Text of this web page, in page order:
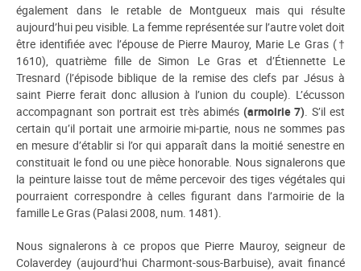
également dans le retable de Montgueux mais qui résulte
aujourd’hui peu visible. La femme représentée sur l’autre volet doit
être identifiée avec l’épouse de Pierre Mauroy, Marie Le Gras (†
1610), quatrième fille de Simon Le Gras et d’Étiennette Le
Tresnard (l’épisode biblique de la remise des clefs par Jésus à
saint Pierre ferait donc allusion à l’union du couple). L’écusson
accompagnant son portrait est très abimés (armoirie 7). S’il est
certain qu’il portait une armoirie mi-partie, nous ne sommes pas
en mesure d’établir si l’or qui apparaît dans la moitié senestre en
constituait le fond ou une pièce honorable. Nous signalerons que
la peinture laisse tout de même percevoir des tiges végétales qui
pourraient correspondre à celles figurant dans l’armoirie de la
famille Le Gras (Palasi 2008, num. 1481).
Nous signalerons à ce propos que Pierre Mauroy, seigneur de
Colaverdey (aujourd’hui Charmont-sous-Barbuise), avait financé